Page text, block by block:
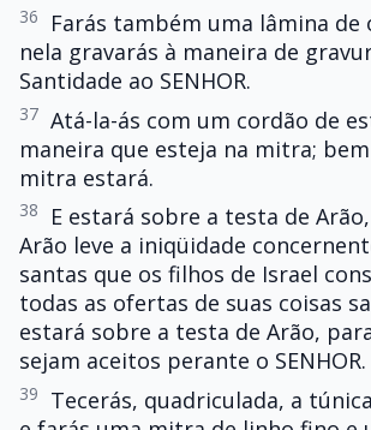
36
Farás também uma lâmina de
nela gravarás à maneira de
Santidade ao SENHOR.
37 Atá-la-ás com um cordão de
maneira que esteja na mitra;
mitra estará.
38
E estará sobre a testa de
Arão leve a iniqüidade
santas que os filhos de Israel
todas as ofertas de suas coisas
estará sobre a testa de Arão,
sejam aceitos perante o SENHOR.
39
Tecerás, quadriculada, a